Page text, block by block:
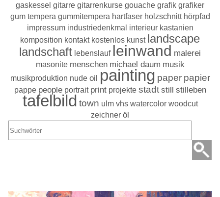
gaskessel gitarre gitarrenkurse gouache grafik grafiker
gum tempera gummitempera hartfaser holzschnitt hörpfad
impressum industriedenkmal interieur kastanien
komposition kontakt kostenlos kunst landscape
landschaft lebenslauf leinwand malerei
masonite menschen michael daum musik
musikproduktion nude oil painting paper papier
pappe people portrait print projekte stadt still stilleben
tafelbild town ulm vhs watercolor woodcut
zeichner öl